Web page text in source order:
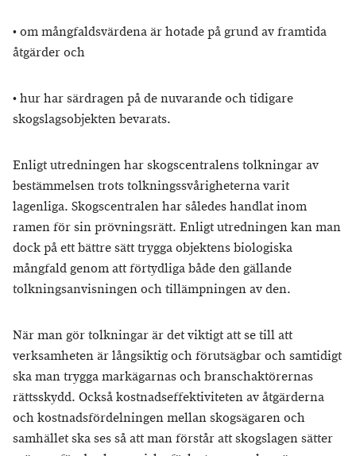
• om mångfaldsvärdena är hotade på grund av framtida
åtgärder och
• hur har särdragen på de nuvarande och tidigare
skogslagsobjekten bevarats.
Enligt utredningen har skogscentralens tolkningar av
bestämmelsen trots tolkningssvårigheterna varit
lagenliga. Skogscentralen har således handlat inom
ramen för sin prövningsrätt. Enligt utredningen kan man
dock på ett bättre sätt trygga objektens biologiska
mångfald genom att förtydliga både den gällande
tolkningsanvisningen och tillämpningen av den.
När man gör tolkningar är det viktigt att se till att
verksamheten är långsiktig och förutsägbar och samtidigt
ska man trygga markägarnas och branschaktörernas
rättsskydd. Också kostnadseffektiviteten av åtgärderna
och kostnadsfördelningen mellan skogsägaren och
samhället ska ses så att man förstår att skogslagen sätter